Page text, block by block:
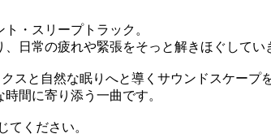
・スリープトラック。
日常の疲れや緊張をそっと解きほぐしてい
スと自然な眠りへと導くサウンドスケープ
間に寄り添う一曲です。
てください。